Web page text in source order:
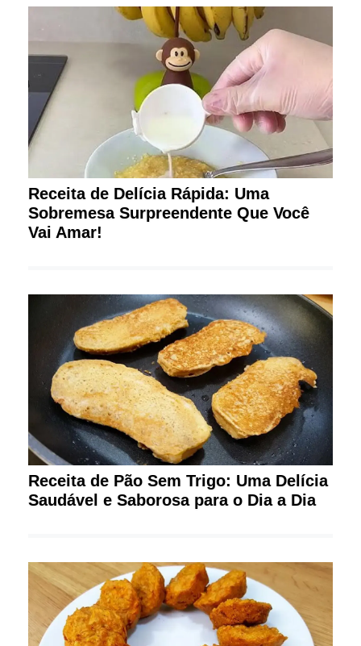
Receita de Delícia Rápida: Uma
Sobremesa Surpreendente Que Você
Vai Amar!
Receita de Pão Sem Trigo: Uma Delícia
Saudável e Saborosa para o Dia a Dia